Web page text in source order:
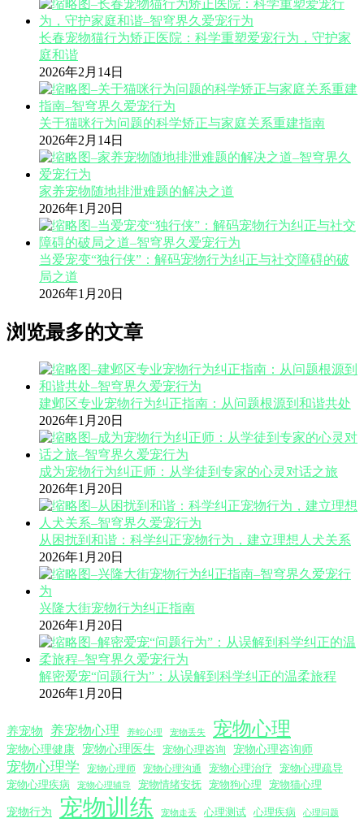
长春宠物猫行为矫正医院：科学重塑爱宠行为，守护家
庭和谐
2026年2月14日
关于猫咪行为问题的科学矫正与家庭关系重建指南
2026年2月14日
家养宠物随地排泄难题的解决之道
2026年1月20日
当爱宠变“独行侠”：解码宠物行为纠正与社交障碍的破
局之道
2026年1月20日
浏览最多的文章
建邺区专业宠物行为纠正指南：从问题根源到和谐共处
2026年1月20日
成为宠物行为纠正师：从学徒到专家的心灵对话之旅
2026年1月20日
从困扰到和谐：科学纠正宠物行为，建立理想人犬关系
2026年1月20日
兴隆大街宠物行为纠正指南
2026年1月20日
解密爱宠“问题行为”：从误解到科学纠正的温柔旅程
2026年1月20日
养宠物 养宠物心理 养蛇心理 宠物丢失 宠物心理
宠物心理健康 宠物心理医生 宠物心理咨询 宠物心理咨询师
宠物心理学 宠物心理师 宠物心理沟通 宠物心理治疗
宠物心理疏导
宠物心理疾病
宠物心理辅导 宠物情绪安抚 宠物狗心理 宠物猫心理
宠物行为 宠物训练 宠物走丢 心理测试 心理疾病 心理问题